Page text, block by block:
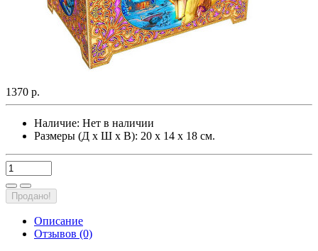
1370 р.
Наличие: Нет в наличии
Размеры (Д х Ш х В): 20 х 14 х 18 см.
Продано!
Описание
Отзывов (0)